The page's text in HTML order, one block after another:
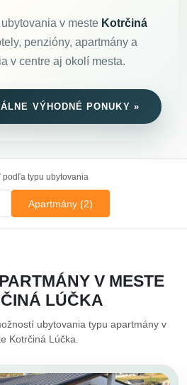
v meste Kotrčiná
penzióny, apartmány a
v centre aj okolí mesta.
VÝHODNÉ PONUKY »
podľa typu ubytovania
Apartmány (2)
V MESTE
LÚČKA
ubytovania typu apartmány v
Kotrčiná Lúčka.